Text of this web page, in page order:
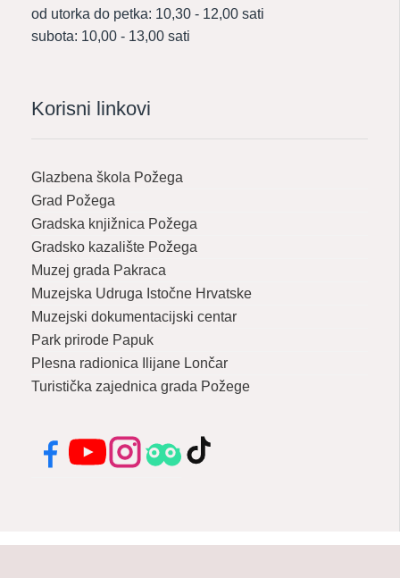
od utorka do petka: 10,30 - 12,00 sati
subota: 10,00 - 13,00 sati
Korisni linkovi
Glazbena škola Požega
Grad Požega
Gradska knjižnica Požega
Gradsko kazalište Požega
Muzej grada Pakraca
Muzejska Udruga Istočne Hrvatske
Muzejski dokumentacijski centar
Park prirode Papuk
Plesna radionica Ilijane Lončar
Turistička zajednica grada Požege
FacebookYouTubeInstagramTripadvisor
TikTok